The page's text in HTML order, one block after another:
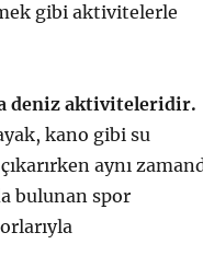
gibi aktivitelerle
deniz aktiviteleridir.
kano gibi su
aynı
bulunan spor